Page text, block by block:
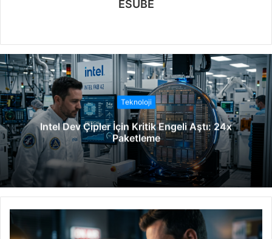
ESUBE
b
s
i
t
e
s
i
Teknoloji
Intel Dev Çipler İçin Kritik Engeli Aştı: 24x
Paketleme